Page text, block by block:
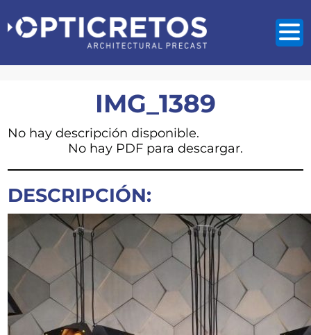
IMG_1389
No hay descripción disponible.
No hay PDF para descargar.
DESCRIPCIÓN: